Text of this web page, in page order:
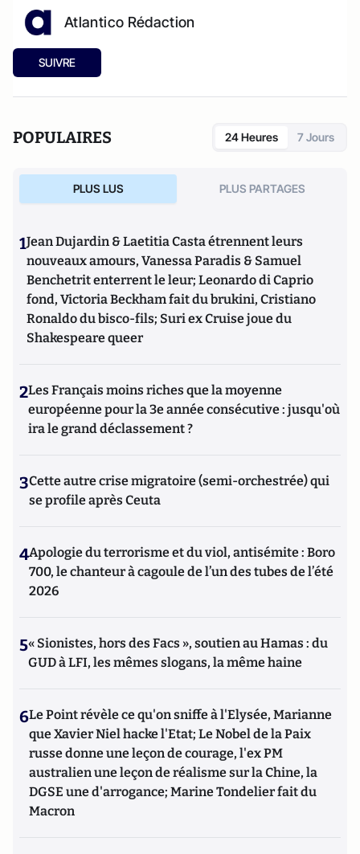
Atlantico Rédaction
SUIVRE
POPULAIRES 24 Heures 7 Jours
PLUS LUS PLUS PARTAGES
1Jean Dujardin & Laetitia Casta étrennent leurs
nouveaux amours, Vanessa Paradis & Samuel
Benchetrit enterrent le leur; Leonardo di Caprio
fond, Victoria Beckham fait du brukini, Cristiano
Ronaldo du bisco-fils; Suri ex Cruise joue du
Shakespeare queer
2Les Français moins riches que la moyenne
européenne pour la 3e année consécutive : jusqu'où
ira le grand déclassement ?
3Cette autre crise migratoire (semi-orchestrée) qui
se profile après Ceuta
4Apologie du terrorisme et du viol, antisémite : Boro
700, le chanteur à cagoule de l’un des tubes de l’été
2026
5« Sionistes, hors des Facs », soutien au Hamas : du
GUD à LFI, les mêmes slogans, la même haine
6Le Point révèle ce qu'on sniffe à l'Elysée, Marianne
que Xavier Niel hacke l'Etat; Le Nobel de la Paix
russe donne une leçon de courage, l'ex PM
australien une leçon de réalisme sur la Chine, la
DGSE une d'arrogance; Marine Tondelier fait du
Macron